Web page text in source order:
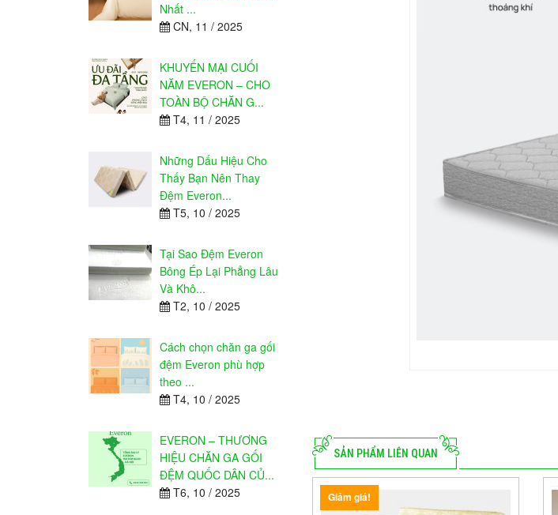
Nhất ...
CN, 11 / 2025
KHUYẾN MẠI CUỐI
NĂM EVERON – CHO
TOÀN BỘ CHĂN G...
T4, 11 / 2025
Những Dấu Hiệu Cho
Thấy Bạn Nên Thay
Đệm Everon...
T5, 10 / 2025
Tại Sao Đệm Everon
Bông Ép Lại Phẳng Lâu
Và Khô...
T2, 10 / 2025
Cách chọn chăn ga gối
đệm Everon phù hợp
theo ...
T4, 10 / 2025
EVERON – THƯƠNG
HIỆU CHĂN GA GỐI
ĐỆM QUỐC DÂN CỦ...
T6, 10 / 2025
SẢN PHẨM LIÊN QUAN
Giảm giá!